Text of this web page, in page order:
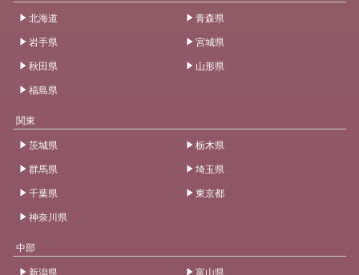
北海道
青森県
岩手県
宮城県
秋田県
山形県
福島県
関東
茨城県
栃木県
群馬県
埼玉県
千葉県
東京都
神奈川県
中部
新潟県
富山県